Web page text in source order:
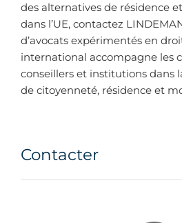
des alternatives de résidence
dans l’UE, contactez
d’avocats expérimentés en
international accompagne les
conseillers et institutions dans
de citoyenneté, résidence et
Contacter